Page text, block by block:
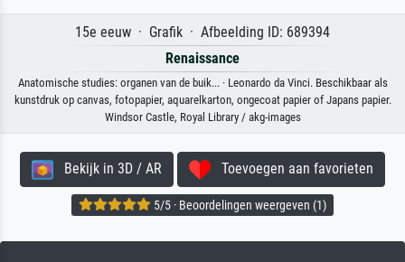
15e eeuw · Grafik · Afbeelding ID: 689394
Renaissance
Anatomische studies: organen van de buik... · Leonardo da Vinci. Beschikbaar als
kunstdruk op canvas, fotopapier, aquarelkarton, ongecoat papier of Japans papier.
Windsor Castle, Royal Library / akg-images
Bekijk in 3D / AR Toevoegen aan favorieten
5/5 · Beoordelingen weergeven (1)